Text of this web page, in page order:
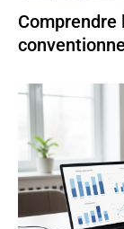
Comprendre